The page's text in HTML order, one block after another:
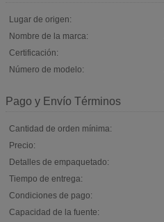
Lugar de origen:
Nombre de la marca:
Certificación:
Número de modelo:
Pago y Envío Términos
Cantidad de orden mínima:
Precio:
Detalles de empaquetado:
Tiempo de entrega:
Condiciones de pago:
Capacidad de la fuente: